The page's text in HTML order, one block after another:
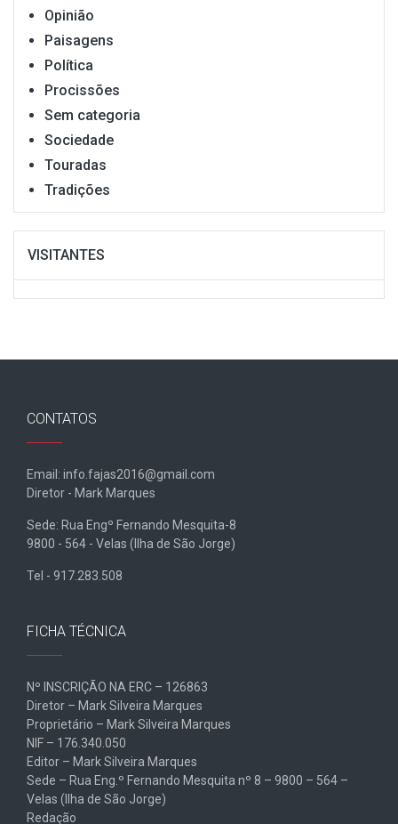
Opinião
Paisagens
Política
Procissões
Sem categoria
Sociedade
Touradas
Tradições
VISITANTES
CONTATOS
Email: info.fajas2016@gmail.com
Diretor - Mark Marques
Sede: Rua Engº Fernando Mesquita-8
9800 - 564 - Velas (Ilha de São Jorge)
Tel - 917.283.508
FICHA TÉCNICA
Nº INSCRIÇÃO NA ERC – 126863
Diretor – Mark Silveira Marques
Proprietário – Mark Silveira Marques
NIF – 176.340.050
Editor – Mark Silveira Marques
Sede – Rua Eng.º Fernando Mesquita nº 8 – 9800 – 564 –
Velas (Ilha de São Jorge)
Redação